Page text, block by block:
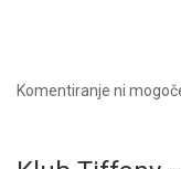
Komentiranje ni